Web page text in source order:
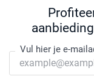
Vul hier je e-